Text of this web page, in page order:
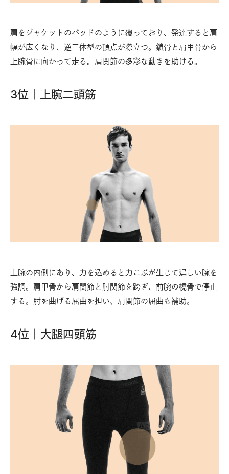
肩をジャケットのパッドのように覆っており、発達すると肩
幅が広くなり、逆三体型の頂点が際立つ。鎖骨と肩甲骨から
上腕骨に向かって走る。肩関節の多彩な動きを助ける。
3位｜上腕二頭筋
上腕の内側にあり、力を込めると力こぶが生じて逞しい腕を
強調。肩甲骨から肩関節と肘関節を跨ぎ、前腕の橈骨で停止
する。肘を曲げる屈曲を担い、肩関節の屈曲も補助。
4位｜大腿四頭筋